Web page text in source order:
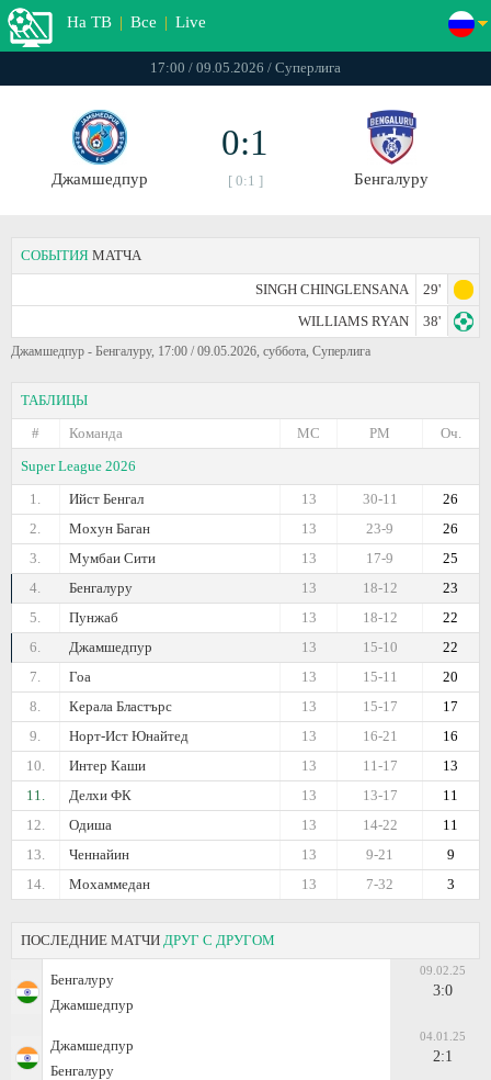
На ТВ | Все | Live
17:00 / 09.05.2026 / Суперлига
Джамшедпур
0:1
[ 0:1 ] Бенгалуру
СОБЫТИЯ МАТЧА
SINGH CHINGLENSANA
29'
WILLIAMS RYAN
38'
Джамшедпур - Бенгалуру, 17:00 / 09.05.2026, суббота, Суперлига
ТАБЛИЦЫ
#
Команда Оч.
РМ
МС
Super League 2026
1.
Ийст Бенгал 26
30-11
13
2.
Мохун Баган 26
23-9
13
3.
Мумбаи Сити 25
17-9
13
4.
Бенгалуру 23
18-12
13
5.
Пунжаб 22
18-12
13
6.
Джамшедпур 22
15-10
13
7.
Гоа 20
15-11
13
8.
Керала Бластърс 17
15-17
13
9.
Норт-Ист Юнайтед 16
16-21
13
10.
Интер Каши 13
11-17
13
11.
Делхи ФК 11
13-17
13
12.
Одиша 11
14-22
13
13.
Ченнайин 9
9-21
13
14.
Мохаммедан 3
7-32
13
ПОСЛЕДНИЕ МАТЧИ ДРУГ С ДРУГОМ
Бенгалуру
Джамшедпур
09.02.25
3:0
Джамшедпур
Бенгалуру
04.01.25
2:1